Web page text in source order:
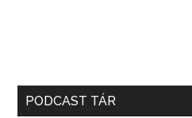
PODCAST TÁR